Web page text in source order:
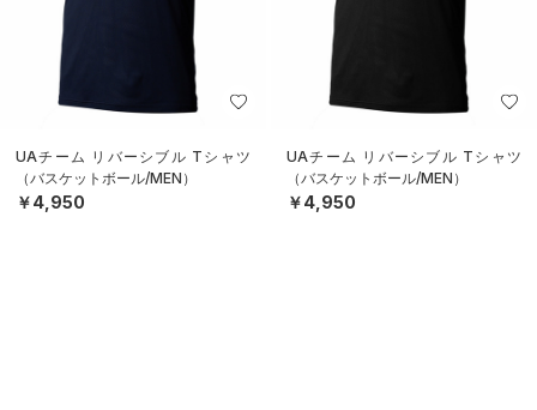
UAチーム リバーシブル Tシャツ
（バスケットボール/MEN）
￥4,950
UAチーム リバーシブル Tシャツ
（バスケットボール/MEN）
￥4,950